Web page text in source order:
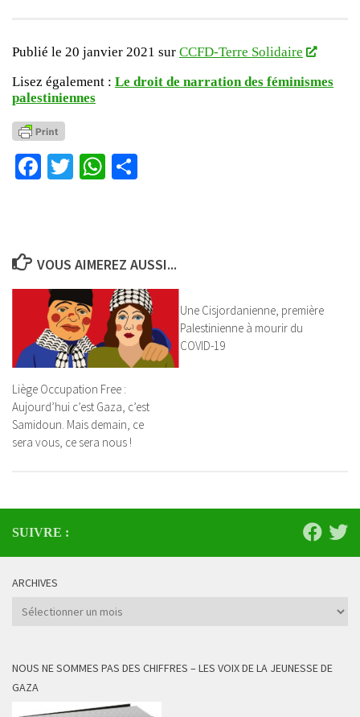
Publié le 20 janvier 2021 sur CCFD-Terre Solidaire
Lisez également : Le droit de narration des féminismes
palestiniennes
Facebook
TwitterWhatsApp
VOUS AIMEREZ AUSSI...
Liège Occupation Free :
Aujourd’hui c’est Gaza, c’est
Samidoun. Mais demain, ce
sera vous, ce sera nous !
Une Cisjordanienne, première
Palestinienne à mourir du
COVID-19
SUIVRE :
ARCHIVES
Archives
NOUS NE SOMMES PAS DES CHIFFRES – LES VOIX DE LA JEUNESSE DE
GAZA